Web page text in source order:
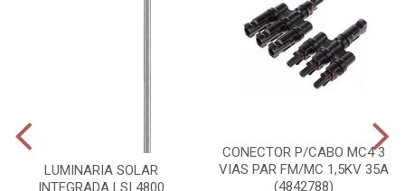
LUMINARIA SOLAR
INTEGRADA LSI 4800
CONECTOR P/CABO MC4 3
VIAS PAR FM/MC 1,5KV 35A
(4842788)